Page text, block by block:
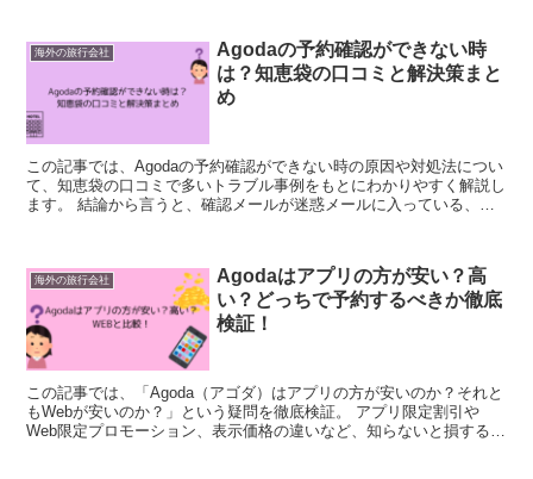
海外の旅行会社
Agodaの予約確認ができない時
は？知恵袋の口コミと解決策まと
め
この記事では、Agodaの予約確認ができない時の原因や対処法につい
て、知恵袋の口コミで多いトラブル事例をもとにわかりやすく解説し
ます。 結論から言うと、確認メールが迷惑メールに入っている、別
海外の旅行会社
Agodaはアプリの方が安い？高
い？どっちで予約するべきか徹底
検証！
この記事では、「Agoda（アゴダ）はアプリの方が安いのか？それと
もWebが安いのか？」という疑問を徹底検証。 アプリ限定割引や
Web限定プロモーション、表示価格の違いなど、知らないと損する価